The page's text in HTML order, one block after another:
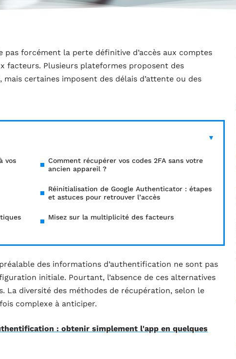
forcément la perte définitive d’accès aux comptes
facteurs. Plusieurs plateformes proposent des
certaines imposent des délais d’attente ou des
vos
Comment récupérer vos codes 2FA sans votre
ancien appareil ?
Réinitialisation de Google Authenticator : étapes
et astuces pour retrouver l’accès
Misez sur la multiplicité des facteurs
des informations d’authentification ne sont pas
initiale. Pourtant, l’absence de ces alternatives
La diversité des méthodes de récupération, selon le
complexe à anticiper.
: obtenir simplement l'app en quelques